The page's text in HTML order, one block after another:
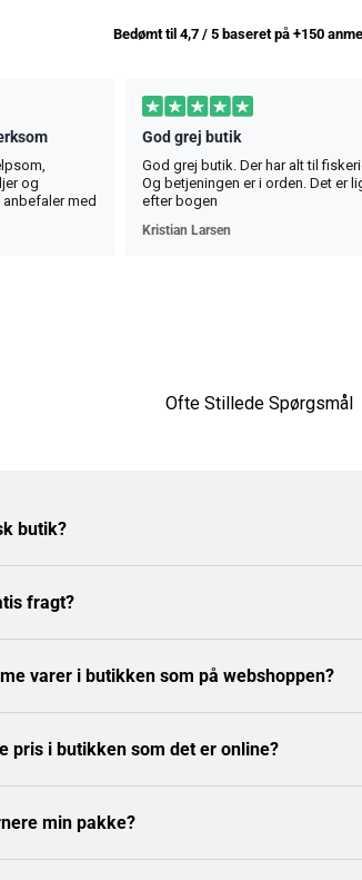
Bedømt til 4,7 / 5 baseret på +150
og
med
si la nevoile
God grej butik
God grej butik. Der har alt til
Og betjeningen er i orden. Det er
efter bogen
Kristian Larsen
Ofte Stillede Spørgsmål
butik?
fragt?
varer i butikken som på webshoppen?
pris i butikken som det er online?
min pakke?